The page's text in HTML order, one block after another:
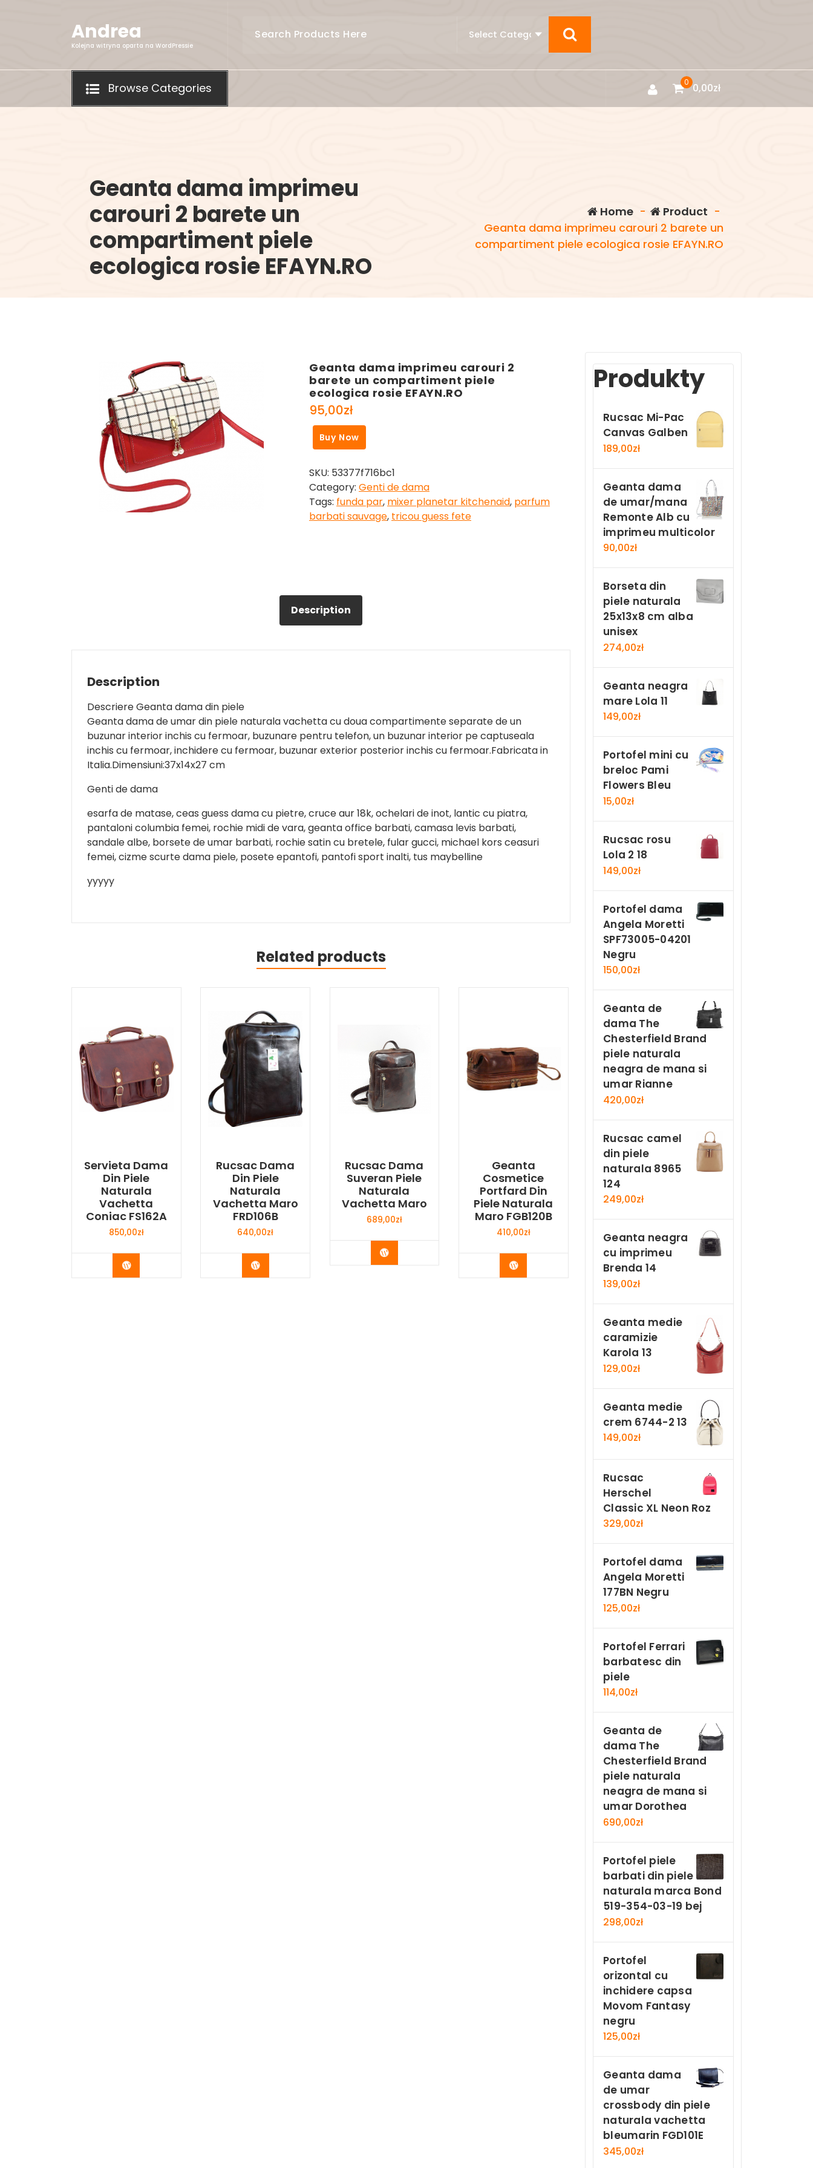
Andrea
Kolejna witryna oparta na WordPressie
Browse Categories 0 0,00zł
Geanta dama imprimeu
carouri 2 barete un
compartiment piele
ecologica rosie EFAYN.RO
Home - Product -
Geanta dama imprimeu carouri 2 barete un
compartiment piele ecologica rosie EFAYN.RO
Geanta dama imprimeu carouri 2
barete un compartiment piele
ecologica rosie EFAYN.RO
95,00zł
Buy Now
SKU: 53377f716bc1
Category: Genti de dama
Tags: funda par, mixer planetar kitchenaid, parfum
barbati sauvage, tricou guess fete
Description
Description
Descriere Geanta dama din piele
Geanta dama de umar din piele naturala vachetta cu doua compartimente separate de un
buzunar interior inchis cu fermoar, buzunare pentru telefon, un buzunar interior pe captuseala
inchis cu fermoar, inchidere cu fermoar, buzunar exterior posterior inchis cu fermoar.Fabricata in
Italia.Dimensiuni:37x14x27 cm
Genti de dama
esarfa de matase, ceas guess dama cu pietre, cruce aur 18k, ochelari de inot, lantic cu piatra,
pantaloni columbia femei, rochie midi de vara, geanta office barbati, camasa levis barbati,
sandale albe, borsete de umar barbati, rochie satin cu bretele, fular gucci, michael kors ceasuri
femei, cizme scurte dama piele, posete epantofi, pantofi sport inalti, tus maybelline
yyyyy
Related products
Servieta Dama
Din Piele
Naturala
Vachetta
Coniac FS162A
850,00zł
Buy Now
Rucsac Dama
Din Piele
Naturala
Vachetta Maro
FRD106B
640,00zł
Buy Now
Rucsac Dama
Suveran Piele
Naturala
Vachetta Maro
689,00zł
Buy Now
Geanta
Cosmetice
Portfard Din
Piele Naturala
Maro FGB120B
410,00zł
Buy Now
Produkty
Rucsac Mi-Pac
Canvas Galben
189,00zł
Geanta dama
de umar/mana
Remonte Alb cu
imprimeu multicolor
90,00zł
Borseta din
piele naturala
25x13x8 cm alba
unisex
274,00zł
Geanta neagra
mare Lola 11
149,00zł
Portofel mini cu
breloc Pami
Flowers Bleu
15,00zł
Rucsac rosu
Lola 2 18
149,00zł
Portofel dama
Angela Moretti
SPF73005-04201
Negru
150,00zł
Geanta de
dama The
Chesterfield Brand
piele naturala
neagra de mana si
umar Rianne
420,00zł
Rucsac camel
din piele
naturala 8965
124
249,00zł
Geanta neagra
cu imprimeu
Brenda 14
139,00zł
Geanta medie
caramizie
Karola 13
129,00zł
Geanta medie
crem 6744-2 13
149,00zł
Rucsac
Herschel
Classic XL Neon Roz
329,00zł
Portofel dama
Angela Moretti
177BN Negru
125,00zł
Portofel Ferrari
barbatesc din
piele
114,00zł
Geanta de
dama The
Chesterfield Brand
piele naturala
neagra de mana si
umar Dorothea
690,00zł
Portofel piele
barbati din piele
naturala marca Bond
519-354-03-19 bej
298,00zł
Portofel
orizontal cu
inchidere capsa
Movom Fantasy
negru
125,00zł
Geanta dama
de umar
crossbody din piele
naturala vachetta
bleumarin FGD101E
345,00zł